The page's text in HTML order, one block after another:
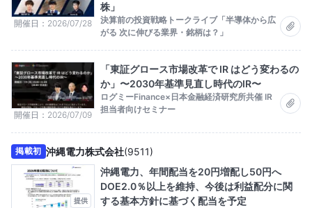
開催日 2026/07/28
株」
決算前の投資戦略トークライブ「半導体から広
がる 次に伸びる業界・銘柄は？」
開催日 2026/07/09
「東証グロース市場改革で IR はどう変わるの
か」〜2030年基準見直し時代のIR〜
ログミーFinance×日本金融経済研究所共催 IR
担当者向けセミナー
提供
掲載初 沖縄電力株式会社(9511)
沖縄電力、年間配当を20円増配し50円へ
DOE2.0％以上を維持、今後は利益配分に関
する基本方針に基づく配当を予定